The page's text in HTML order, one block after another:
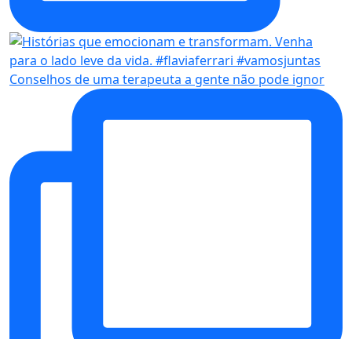
Conselhos de uma terapeuta a gente não pode ignor